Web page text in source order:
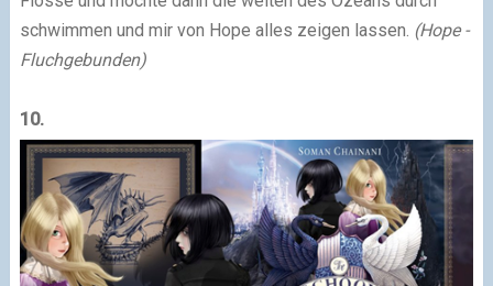
schwimmen und mir von Hope alles zeigen lassen. (Hope -
Fluchgebunden)
10.